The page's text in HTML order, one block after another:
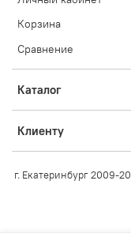
Корзина
Сравнение
Каталог
Клиенту
г. Екатеринбург 2009-